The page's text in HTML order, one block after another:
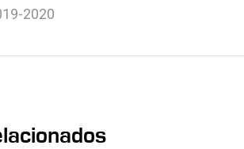
2020